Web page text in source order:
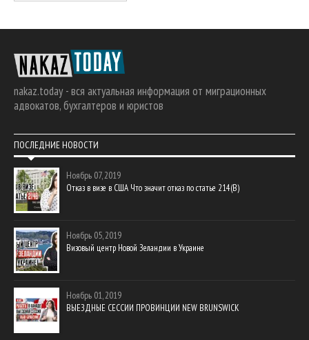
nakaz.today - вся актуальная информация от миграционных
адвокатов, бухгалтеров и юристов
ПОСЛЕДНИЕ НОВОСТИ
Ноябрь 07, 2019
Отказ в визе в США Что значит отказ по статье 214(В)
Ноябрь 05, 2019
Визовый центр Новой Зеландии в Украине
Ноябрь 01, 2019
ВЫЕЗДНЫЕ СЕССИИ ПРОВИНЦИИ NEW BRUNSWICK